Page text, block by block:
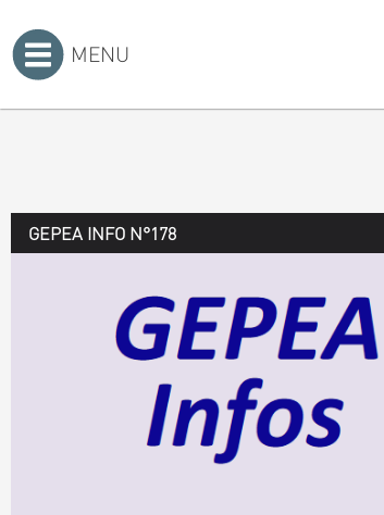
MENU
GEPEA INFO N°178